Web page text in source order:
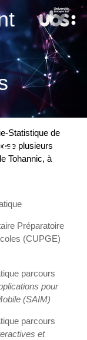
Statistique de
plusieurs
Tohannic, à
Préparatoire
(CUPGE)
parcours
pour
(SAIM)
parcours
et